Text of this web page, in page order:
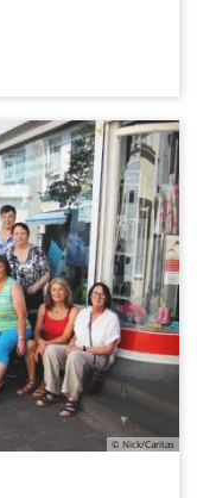
© Nick/Caritas